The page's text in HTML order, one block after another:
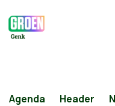
Agenda Header